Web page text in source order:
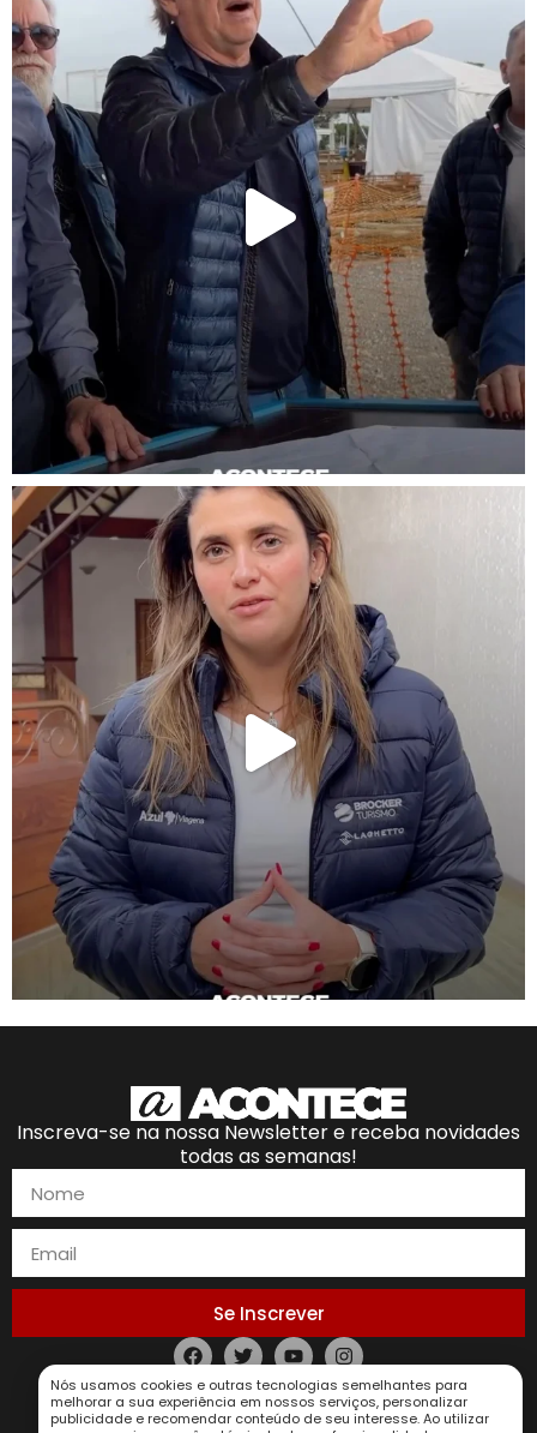
Inscreva-se na nossa Newsletter e receba novidades
todas as semanas!
Se Inscrever
Política de Privacidade
Nós usamos cookies e outras tecnologias semelhantes para
melhorar a sua experiência em nossos serviços, personalizar
publicidade e recomendar conteúdo de seu interesse. Ao utilizar